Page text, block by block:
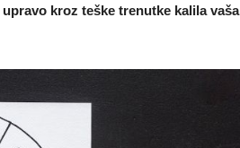
upravo kroz teške trenutke kalila vaša